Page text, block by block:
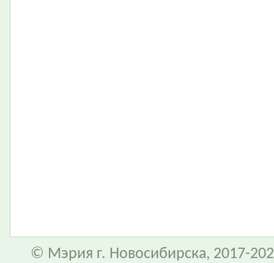
© Мэрия г. Новосибирска, 2017-